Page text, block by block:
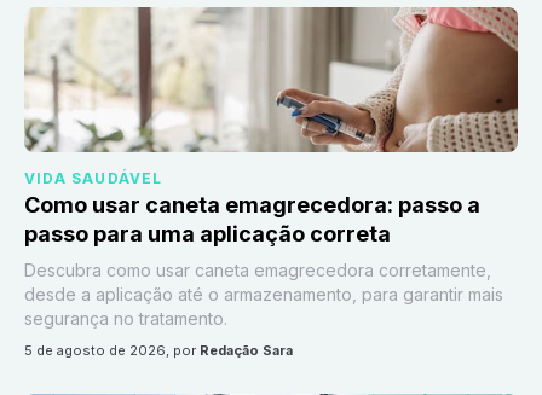
VIDA SAUDÁVEL
Como usar caneta emagrecedora: passo a
passo para uma aplicação correta
Descubra como usar caneta emagrecedora corretamente,
desde a aplicação até o armazenamento, para garantir mais
segurança no tratamento.
5 de agosto de 2026, por Redação Sara